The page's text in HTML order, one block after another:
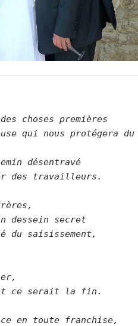
choses premières
qui nous protégera du
désentravé
des travailleurs.
dessein secret
du saisissement,
ce serait la fin.
en toute franchise,